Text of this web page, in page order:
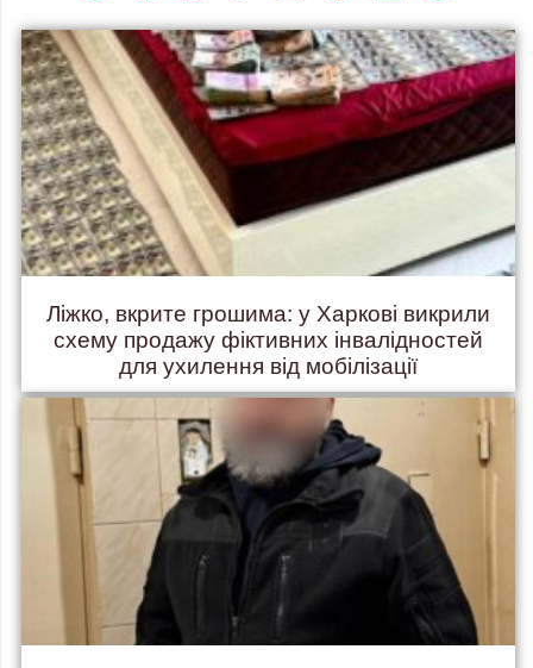
Ліжко, вкрите грошима: у Харкові викрили
схему продажу фіктивних інвалідностей
для ухилення від мобілізації